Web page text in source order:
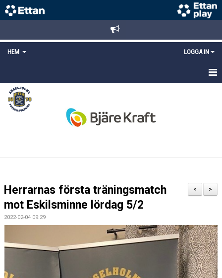
HEM LOGGA IN
STARTSIDA
NYHETER
LÄNKAR
MEDLEMS OCH TRÄNINGSAVGIFTER
>
<
Herrarnas första träningsmatch
mot Eskilsminne lördag 5/2
2022-02-04 09:29